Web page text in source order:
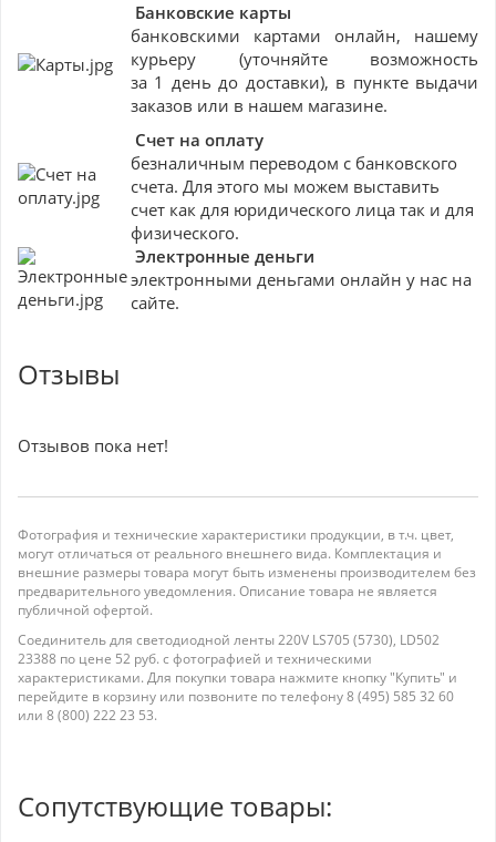
Банковские карты
банковскими картами онлайн, нашему
курьеру (уточняйте возможность
за 1 день до доставки), в пункте выдачи
заказов или в нашем магазине.
Счет на оплату
безналичным переводом с банковского
счета. Для этого мы можем выставить
счет как для юридического лица так и для
физического.
Электронные деньги
электронными деньгами онлайн у нас на
сайте.
Отзывы
Отзывов пока нет!
Фотография и технические характеристики продукции, в т.ч. цвет,
могут отличаться от реального внешнего вида. Комплектация и
внешние размеры товара могут быть изменены производителем без
предварительного уведомления. Описание товара не является
публичной офертой.
Соединитель для светодиодной ленты 220V LS705 (5730), LD502
23388 по цене 52 руб. с фотографией и техническими
характеристиками. Для покупки товара нажмите кнопку "Купить" и
перейдите в корзину или позвоните по телефону 8 (495) 585 32 60
или 8 (800) 222 23 53.
Сопутствующие товары: